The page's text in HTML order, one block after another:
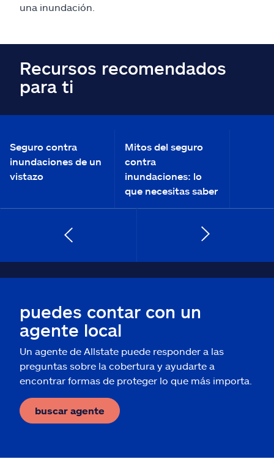
una inundación.
Recursos recomendados
para ti
Seguro contra
inundaciones de un
vistazo
Mitos del seguro
contra
inundaciones: lo
que necesitas saber
puedes contar con un
agente local
Un agente de Allstate puede responder a las
preguntas sobre la cobertura y ayudarte a
encontrar formas de proteger lo que más importa.
buscar agente